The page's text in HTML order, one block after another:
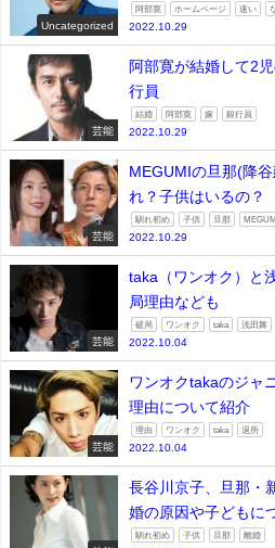
Uncategorized
阿部寛 ホームページ 速い
2022.10.29
芸能
阿部寛が結婚して2
行員
結婚 阿部寛 嫁 銀行員
2022.10.29
芸能
MEGUMIの旦那(降
れ？子供はいるの？
馴れ初め 子供 旦那 MEGUMI
2022.10.29
芸能
taka（ワンオク）と
局理由なども
破局 ワンオク taka 浅田舞
2022.10.04
芸能
ワンオクtakaのジャ
理由について紹介
理由 ワンオク taka 退所
2022.10.04
長谷川京子、旦那・
婚の原因や子どもに
馴れ初め 子供 旦那 離婚